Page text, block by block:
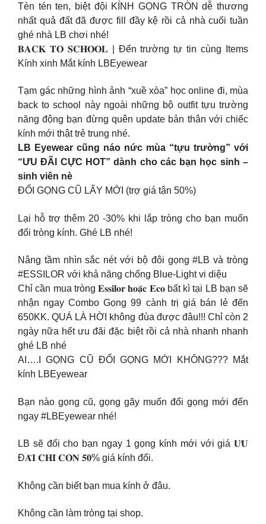
Tèn tén ten, biệt đội KÍNH GỌNG TRÒN dễ thương
nhất quả đất đã được fill đầy kệ rồi cả nhà cuối tuần
ghé nhà LB chơi nhé!
𝐁𝐀𝐂𝐊 𝐓𝐎 𝐒𝐂𝐇𝐎𝐎𝐋 | Đến trường tự tin cùng Items
Kính xinh Mắt kính LBEyewear
Tạm gác những hình ảnh “xuề xòa” học online đi, mùa
back to school này ngoài những bộ outfit tựu trường
năng động bạn đừng quên update bản thân với chiếc
kính mới thật trẻ trung nhé.
LB Eyewear cũng náo nức mùa “tựu trường” với
“ƯU ĐÃI CỰC HOT” dành cho các bạn học sinh –
sinh viên nè
ĐỔI GỌNG CŨ LẤY MỚI (trợ giá tận 50%)
Lại hỗ trợ thêm 20 -30% khi lắp tròng cho bạn muốn
đổi tròng kính. Ghé LB nhé!
Nâng tầm nhìn sắc nét với bộ đôi gọng #LB và tròng
#ESSILOR với khả năng chống Blue-Light vi diệu
Chỉ cần mua tròng 𝐄𝐬𝐬𝐢𝐥𝐨𝐫 𝐡𝐨𝐚̣̆𝐜 𝐄𝐜𝐨 bất kì tại LB bạn sẽ
nhận ngay Combo Gọng 99 cành trị giá bán lẻ đến
650KK. QUÁ LÀ HỜI không đùa được đâu!!! Chỉ còn 2
ngày nữa hết ưu đãi đặc biệt rồi cả nhà nhanh nhanh
ghé LB nhé
AI….I GỌNG CŨ ĐỔI GỌNG MỚI KHÔNG??? Mắt
kính LBEyewear
Bạn nào gọng cũ, gọng gãy muốn đổi gọng mới đến
ngay #LBEyewear nhé!
LB sẽ đổi cho bạn ngay 1 gọng kính mới với giá 𝐔̛𝐔
Đ𝐀̃𝐈 𝐂𝐇𝐈̉ 𝐂𝐎̀𝐍 𝟓𝟎% giá kính đổi.
Không cần biết bạn mua kính ở đâu.
Không cần làm tròng tại shop.